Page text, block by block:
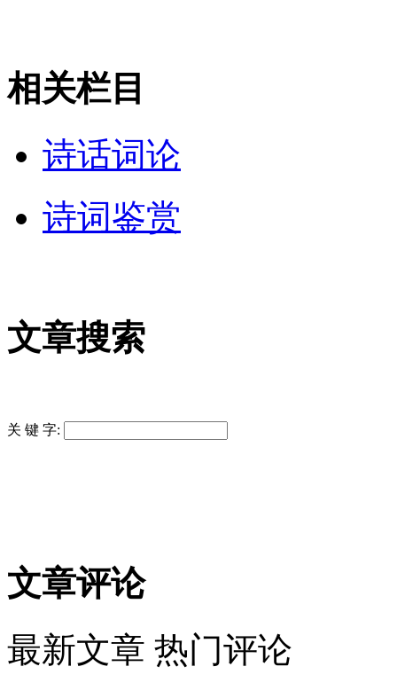
相关栏目
诗话词论
诗词鉴赏
文章搜索
关 键 字:
文章评论
最新文章 热门评论